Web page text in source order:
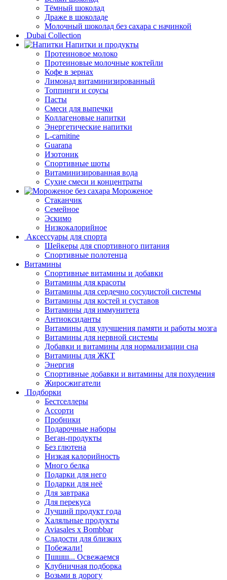
Тёмный шоколад
Драже в шоколаде
Молочный шоколад без сахара с начинкой
Dubai Collection
Напитки и продукты
Протеиновое молоко
Протеиновые молочные коктейли
Кофе в зернах
Лимонад витаминизированный
Топпинги и соусы
Пасты
Смеси для выпечки
Коллагеновые напитки
Энергетические напитки
L-carnitine
Guarana
Изотоник
Спортивные шоты
Витаминизированная вода
Сухие смеси и концентраты
Мороженое
Стаканчик
Семейное
Эскимо
Низкокалорийное
Аксессуары для спорта
Шейкеры для спортивного питания
Спортивные полотенца
Витамины
Спортивные витамины и добавки
Витамины для красоты
Витамины для сердечно сосудистой системы
Витамины для костей и суставов
Витамины для иммунитета
Антиоксиданты
Витамины для улучшения памяти и работы мозга
Витамины для нервной системы
Добавки и витамины для нормализации сна
Витамины для ЖКТ
Энергия
Спортивные добавки и витамины для похудения
Жиросжигатели
Подборки
Бестселлеры
Ассорти
Пробники
Подарочные наборы
Веган-продукты
Без глютена
Низкая калорийность
Много белка
Подарки для него
Подарки для неё
Для завтрака
Для перекуса
Лучший продукт года
Халяльные продукты
Aviasales x Bombbar
Сладости для близких
Побежали!
Пшшш... Освежаемся
Клубничная подборка
Возьми в дорогу